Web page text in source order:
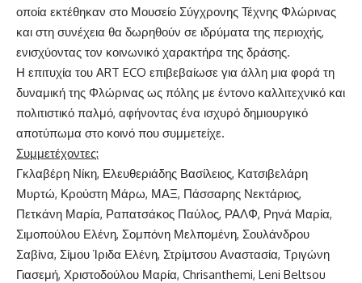
οποία εκτέθηκαν στο Μουσείο Σύγχρονης Τέχνης Φλώρινας
και στη συνέχεια θα δωρηθούν σε ιδρύματα της περιοχής,
ενισχύοντας τον κοινωνικό χαρακτήρα της δράσης.
Η επιτυχία του ART ECO επιβεβαίωσε για άλλη μια φορά τη
δυναμική της Φλώρινας ως πόλης με έντονο καλλιτεχνικό και
πολιτιστικό παλμό, αφήνοντας ένα ισχυρό δημιουργικό
αποτύπωμα στο κοινό που συμμετείχε.
Συμμετέχοντες:
Γκλαβέρη Νίκη, Ελευθεριάδης Βασίλειος, Κατσιβελάρη
Μυρτώ, Κρούστη Μάρω, ΜΑΞ, Πάσσαρης Νεκτάριος,
Πετκάνη Μαρία, Ραπατσάκος Παύλος, ΡΑΛΦ, Ρηνά Μαρία,
Σιμοπούλου Ελένη, Σομπόνη Μελπομένη, Σουλάνδρου
Σαβίνα, Σίμου Ίριδα Ελένη, Στρίμτσου Αναστασία, Τριγώνη
Γιασεμή, Χριστοδούλου Μαρία, Chrisanthemi, Leni Beltsou